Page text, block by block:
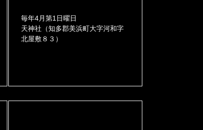
毎年4月第1日曜日
天神社（知多郡美浜町大字河和字
北屋敷８３）